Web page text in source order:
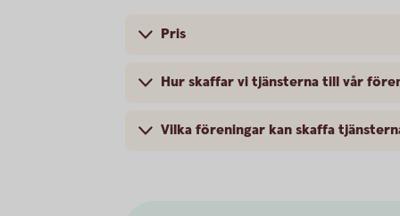
Pris
Hur skaffar vi tjänsterna till vår
Vilka föreningar kan skaffa